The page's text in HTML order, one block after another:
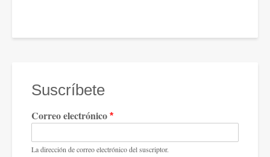
Suscríbete
Correo electrónico
La dirección de correo electrónico del suscriptor.